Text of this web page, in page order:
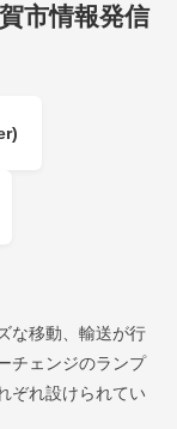
市情報発信
な移動、輸送が行
チェンジのランプ
ぞれ設けられてい